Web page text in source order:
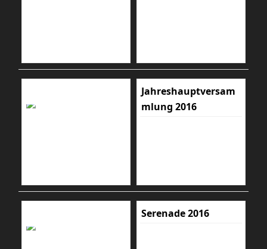
Jahreshauptversam
mlung 2016
Serenade 2016